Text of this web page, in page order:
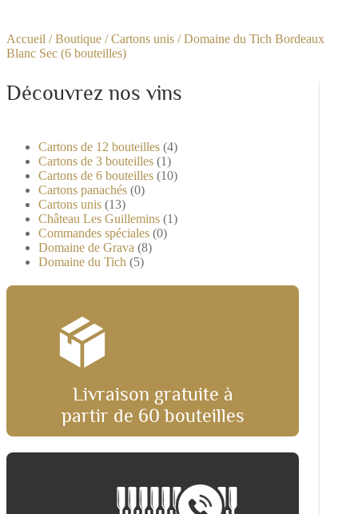
Accueil /Boutique /Cartons unis / Domaine du Tich Bordeaux
Blanc Sec (6 bouteilles)
Découvrez nos vins
Cartons de 12 bouteilles (4)
Cartons de 3 bouteilles (1)
Cartons de 6 bouteilles (10)
Cartons panachés (0)
Cartons unis (13)
Château Les Guillemins (1)
Commandes spéciales (0)
Domaine de Grava (8)
Domaine du Tich (5)
Livraison gratuite à
partir de 60 bouteilles